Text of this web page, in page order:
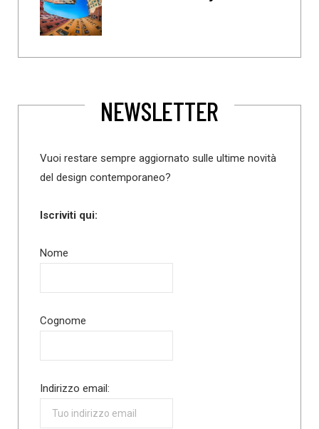
NEWSLETTER
Vuoi restare sempre aggiornato sulle ultime novità
del design contemporaneo?
Iscriviti qui:
Nome
Cognome
Indirizzo email: